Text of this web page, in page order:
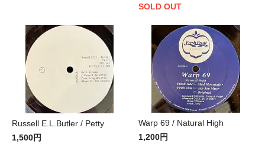
SOLD OUT
Russell E.L.Butler / Petty
1,500円
Warp 69 / Natural High
1,200円